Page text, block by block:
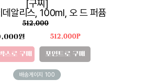
[구찌]
데알리스, 100ml, 오 드 퍼퓸
512,000
원
스로 구매
512,000P
포인트로 구매
배송게이지 100